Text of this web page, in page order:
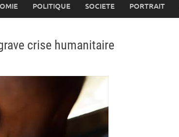
POLITIQUE SOCIETE PORTRAIT
crise humanitaire